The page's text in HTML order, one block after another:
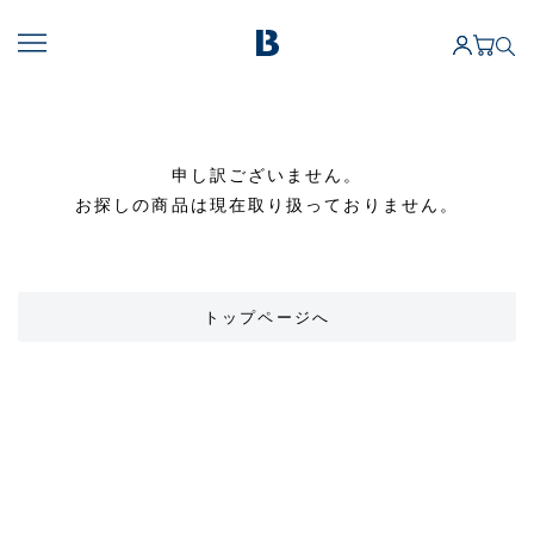
申し訳ございません。
お探しの商品は現在取り扱っておりません。
トップページへ